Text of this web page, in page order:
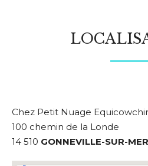
Chez Petit Nuage
100 chemin de la Londe
14 510 GONNEVILLE-SUR-MER